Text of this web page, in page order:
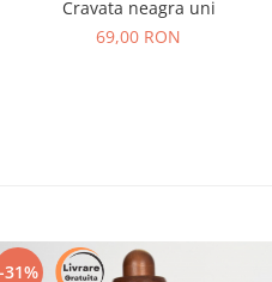
Cravata neagra uni
69,00 RON
-31%